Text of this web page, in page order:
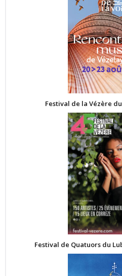
Festival de la Vézère
Festival de Quatuors du